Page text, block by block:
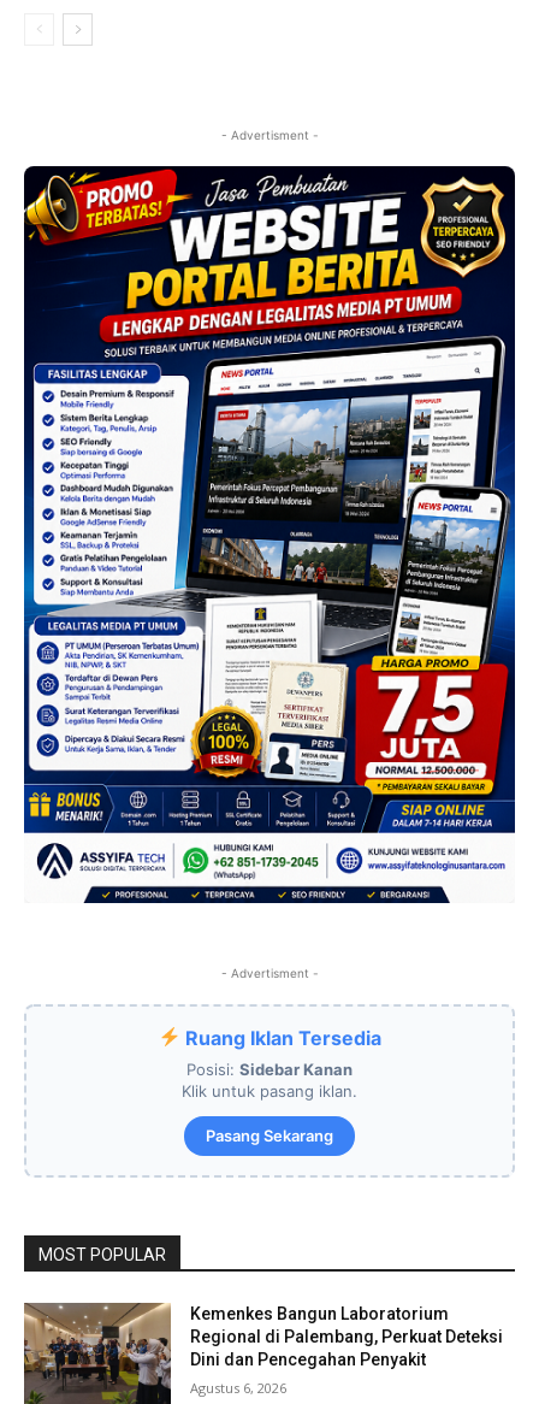
- Advertisment -
- Advertisment -
Ruang Iklan Tersedia
Posisi: Sidebar Kanan
Klik untuk pasang iklan.
Pasang Sekarang
MOST POPULAR
Kemenkes Bangun Laboratorium
Regional di Palembang, Perkuat Deteksi
Dini dan Pencegahan Penyakit
Agustus 6, 2026